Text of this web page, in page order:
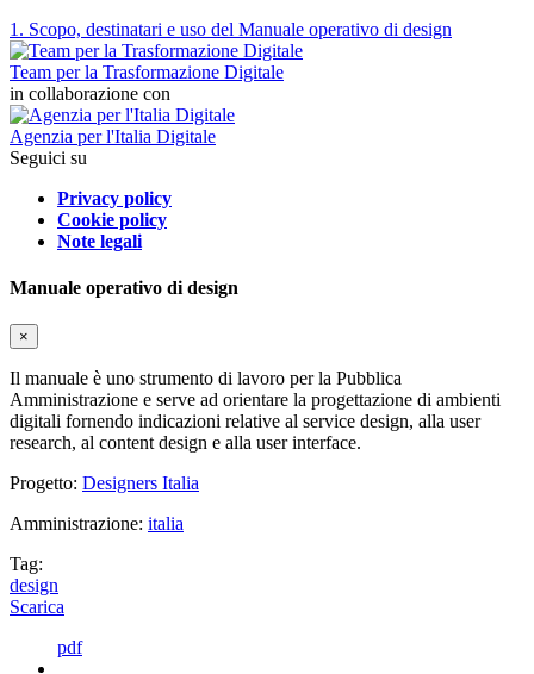
1. Scopo, destinatari e uso del Manuale operativo di design
Team per la Trasformazione Digitale
in collaborazione con
Agenzia per l'Italia Digitale
Seguici su
Privacy policy
Cookie policy
Note legali
Manuale operativo di design
×
Il manuale è uno strumento di lavoro per la Pubblica
Amministrazione e serve ad orientare la progettazione di ambienti
digitali fornendo indicazioni relative al service design, alla user
research, al content design e alla user interface.
Progetto: Designers Italia
Amministrazione: italia
Tag:
design
Scarica
pdf